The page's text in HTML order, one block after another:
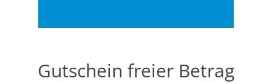
Gutschein freier Betrag